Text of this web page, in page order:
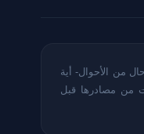
من الأحوال- أية
من مصادرها قبل